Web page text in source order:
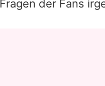
Fragen der Fans